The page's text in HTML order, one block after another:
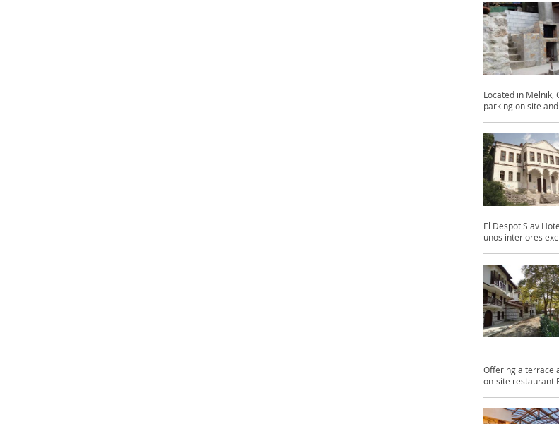
Located in Melnik,
parking on site
El Despot Slav
unos interiores
Offering a terrace
on-site restaurant